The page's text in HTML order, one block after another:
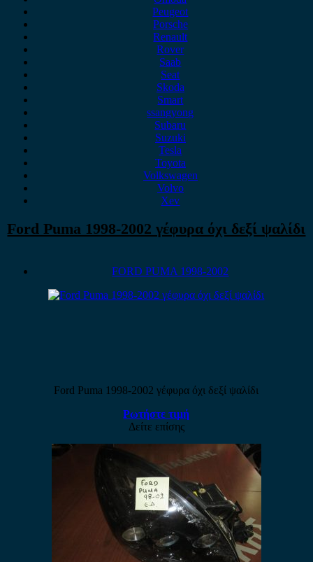
Peugeot
Porsche
Renault
Rover
Saab
Seat
Skoda
Smart
ssangyong
Subaru
Suzuki
Tesla
Toyota
Volkswagen
Volvo
Xev
Ford Puma 1998-2002 γέφυρα όχι δεξί ψαλίδι
FORD PUMA 1998-2002
Ford Puma 1998-2002 γέφυρα όχι δεξί ψαλίδι
Ρωτήστε τιμή
Δείτε επίσης